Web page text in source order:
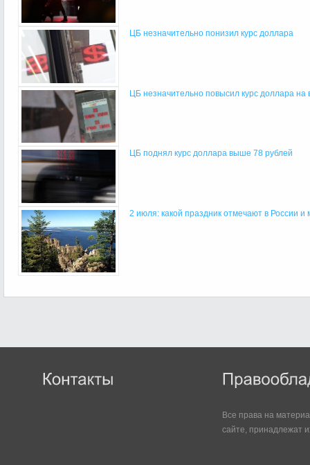
ЦБ незначительно понизил курс доллара
ЦБ незначительно повысил курс доллара на
ЦБ поднял курс доллара выше 78 рублей
2 июля: какой праздник отмечают в России и
Все права на
сайте, принадлежат